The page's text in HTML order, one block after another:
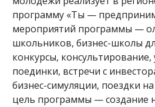
программу «Ты —
мероприятий программы —
школьников, бизнес-школы
конкурсы, консультирование,
поединки, встречи с
бизнес-симуляции, поездки
цель программы — создание